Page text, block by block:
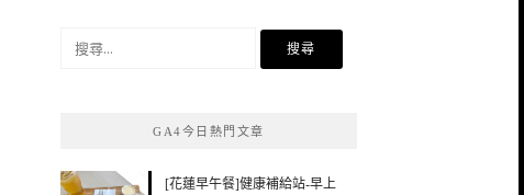
GA4今日熱門文章
[花蓮早午餐]健康補給站-早上